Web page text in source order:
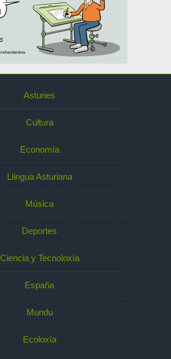
Asturies
Cultura
Economía
Llingua Asturiana
Música
Deportes
Ciencia y Tecnoloxía
España
Mundu
Ecoloxía